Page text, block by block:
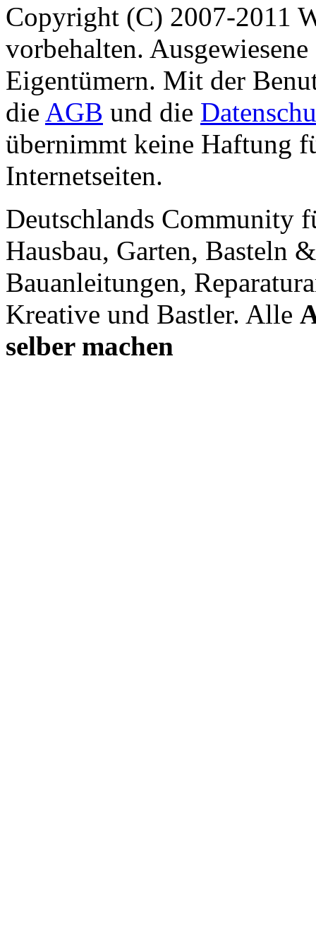
Copyright (C) 2007-2011
vorbehalten.
Eigentümern. Mit der
die AGB und die
übernimmt keine Haftung
Internetseiten.
Deutschlands Community
Hausbau, Garten, Basteln
Bauanleitungen,
Kreative und Bastler. Alle
selber machen